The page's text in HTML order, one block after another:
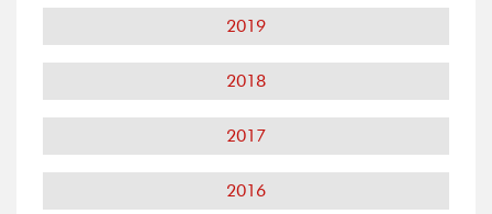
2019
2018
2017
2016